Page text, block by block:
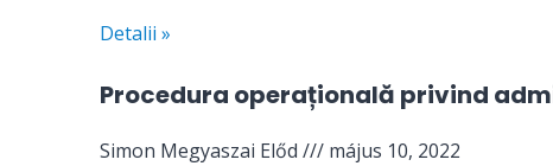
Detalii »
Procedura operațională privind
Simon Megyaszai Előd
május 10, 2022